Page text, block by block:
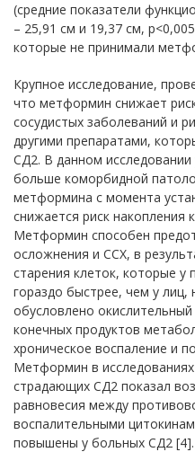
(средние показатели
– 25,91 см и 19,37 см,
которые не принимали
Крупное исследование,
что метформин снижает
сосудистых заболеваний и
другими препаратами,
СД2. В данном
больше коморбидной
метформина с момента
снижается риск накопления
Метформин способен
осложнения и ССХ, в
старения клеток, которые у
гораздо быстрее, чем у
обусловлено
конечных продуктов
хроническое воспаление и
Метформин в
страдающих СД2 показал
равновесия между
воспалительными
повышены у больных СД2 [4].